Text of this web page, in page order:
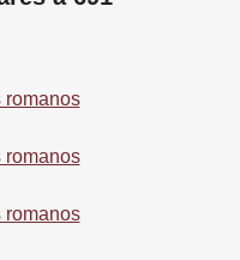
romanos
romanos
romanos